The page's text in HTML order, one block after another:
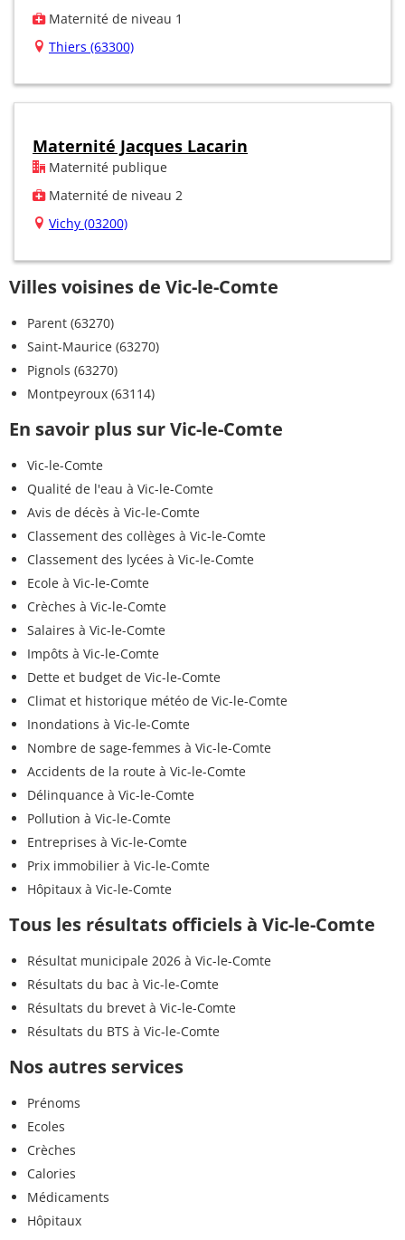
Maternité de niveau 1
Thiers (63300)
Maternité Jacques Lacarin
Maternité publique
Maternité de niveau 2
Vichy (03200)
Villes voisines de Vic-le-Comte
Parent (63270)
Saint-Maurice (63270)
Pignols (63270)
Montpeyroux (63114)
En savoir plus sur Vic-le-Comte
Vic-le-Comte
Qualité de l'eau à Vic-le-Comte
Avis de décès à Vic-le-Comte
Classement des collèges à Vic-le-Comte
Classement des lycées à Vic-le-Comte
Ecole à Vic-le-Comte
Crèches à Vic-le-Comte
Salaires à Vic-le-Comte
Impôts à Vic-le-Comte
Dette et budget de Vic-le-Comte
Climat et historique météo de Vic-le-Comte
Inondations à Vic-le-Comte
Nombre de sage-femmes à Vic-le-Comte
Accidents de la route à Vic-le-Comte
Délinquance à Vic-le-Comte
Pollution à Vic-le-Comte
Entreprises à Vic-le-Comte
Prix immobilier à Vic-le-Comte
Hôpitaux à Vic-le-Comte
Tous les résultats officiels à Vic-le-Comte
Résultat municipale 2026 à Vic-le-Comte
Résultats du bac à Vic-le-Comte
Résultats du brevet à Vic-le-Comte
Résultats du BTS à Vic-le-Comte
Nos autres services
Prénoms
Ecoles
Crèches
Calories
Médicaments
Hôpitaux